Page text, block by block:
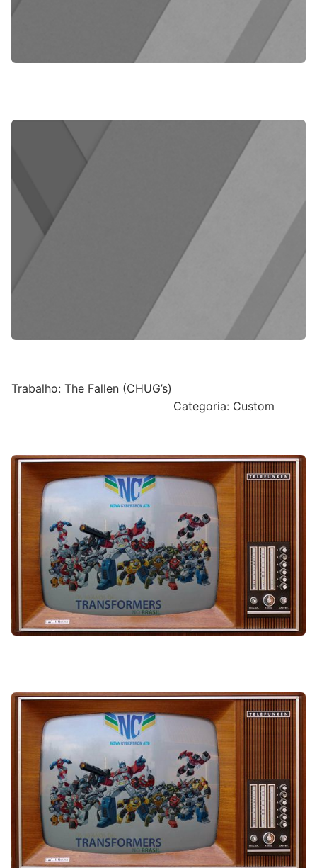
Trabalho: The Fallen (CHUG’s)
Categoria: Custom